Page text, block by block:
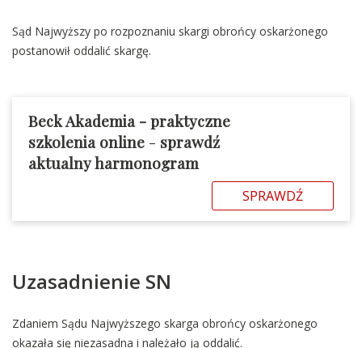
Sąd Najwyższy po rozpoznaniu skargi obrońcy oskarżonego
postanowił oddalić skargę.
Beck Akademia - praktyczne
szkolenia online - sprawdź
aktualny harmonogram
SPRAWDŹ
Uzasadnienie SN
Zdaniem Sądu Najwyższego skarga obrońcy oskarżonego
okazała się niezasadna i należało ją oddalić.